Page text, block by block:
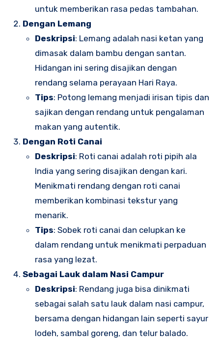
untuk memberikan rasa pedas tambahan.
Dengan Lemang
Deskripsi: Lemang adalah nasi ketan yang
dimasak dalam bambu dengan santan.
Hidangan ini sering disajikan dengan
rendang selama perayaan Hari Raya.
Tips: Potong lemang menjadi irisan tipis dan
sajikan dengan rendang untuk pengalaman
makan yang autentik.
Dengan Roti Canai
Deskripsi: Roti canai adalah roti pipih ala
India yang sering disajikan dengan kari.
Menikmati rendang dengan roti canai
memberikan kombinasi tekstur yang
menarik.
Tips: Sobek roti canai dan celupkan ke
dalam rendang untuk menikmati perpaduan
rasa yang lezat.
Sebagai Lauk dalam Nasi Campur
Deskripsi: Rendang juga bisa dinikmati
sebagai salah satu lauk dalam nasi campur,
bersama dengan hidangan lain seperti sayur
lodeh, sambal goreng, dan telur balado.